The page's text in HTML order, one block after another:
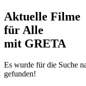
Aktuelle Filme
für Alle
mit GRETA
Es wurde für die Suche
gefunden!